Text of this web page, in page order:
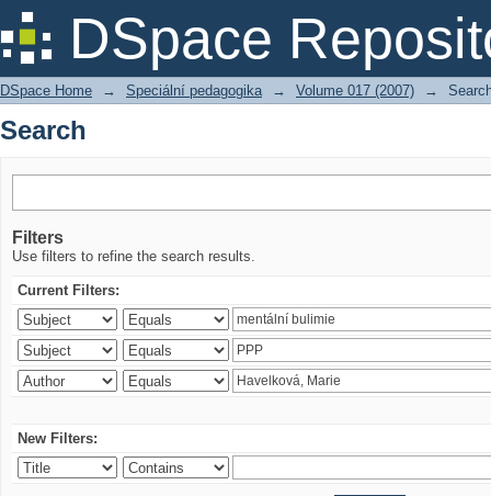
DSpace
Search
DSpace Home → Speciální pedagogika → Volume 017 (2007) →
Search
Filters
Use filters to refine the search results.
Current Filters:
New Filters: